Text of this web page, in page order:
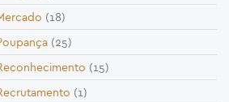
(18)
(25)
(15)
(1)